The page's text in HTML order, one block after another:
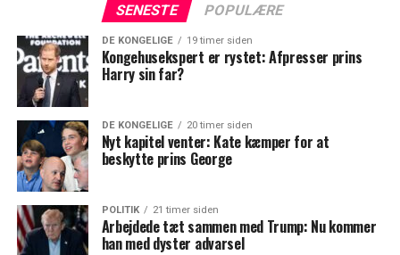
SENESTE POPULÆRE
DE KONGELIGE 19 timer siden
Kongehusekspert er rystet: Afpresser prins
Harry sin far?
DE KONGELIGE 20 timer siden
Nyt kapitel venter: Kate kæmper for at
beskytte prins George
POLITIK 21 timer siden
Arbejdede tæt sammen med Trump: Nu kommer
han med dyster advarsel